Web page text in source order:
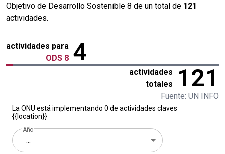
Objetivo de Desarrollo Sostenible 8 de un total de 121
actividades.
actividades para
ODS 8 4
actividades
totales
121
Fuente: UN INFO
La ONU está implementando 0 de actividades claves
{{location}}
Año
...